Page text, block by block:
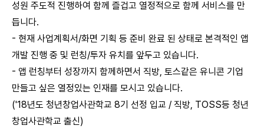
성원 주도적 진행하여 함께 즐겁고 열정적으로 함께 서비스를 만
듭니다.
- 현재 사업계획서/화면 기획 등 준비 완료 된 상태로 본격적인 앱
개발 진행 중 및 런칭/투자 유치를 앞두고 있습니다.
- 앱 런칭부터 성장까지 함께하면서 직방, 토스같은 유니콘 기업
만들고 싶은 열정있는 인재를 모시고 있습니다.
('18년도 청년창업사관학교 8기 선정 입교 / 직방, TOSS등 청년
창업사관학교 출신)